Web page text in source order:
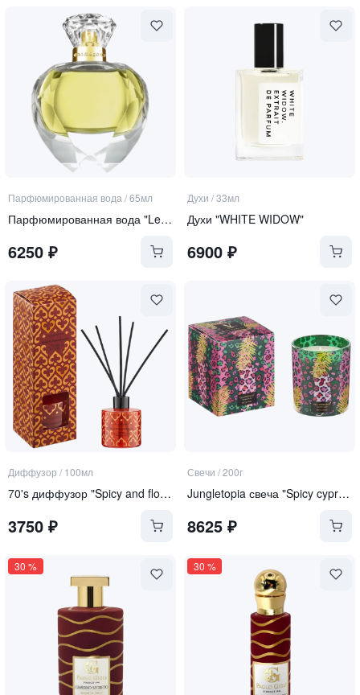
Парфюмированная вода /65мл
Парфюмированная вода "Lemon Slice Nebula"
6250 ₽
Духи /33мл
Духи "WHITE WIDOW"
6900₽
Диффузор / 100мл
70's диффузор "Spicy and floral bouquet"
3750 ₽
Свечи /200г
Jungletopia свеча "Spicy cypriol"
8625₽
30 % 30 %